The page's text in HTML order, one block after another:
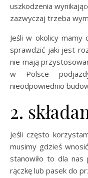
uszkodzenia
zazwyczaj trzeba
Jeśli w okolicy
sprawdzić jaki jest
nie mają
w Polsce
nieodpowiednio
2.
Jeśli często
musimy gdzieś
stanowiło to dla nas
rączkę lub pasek do